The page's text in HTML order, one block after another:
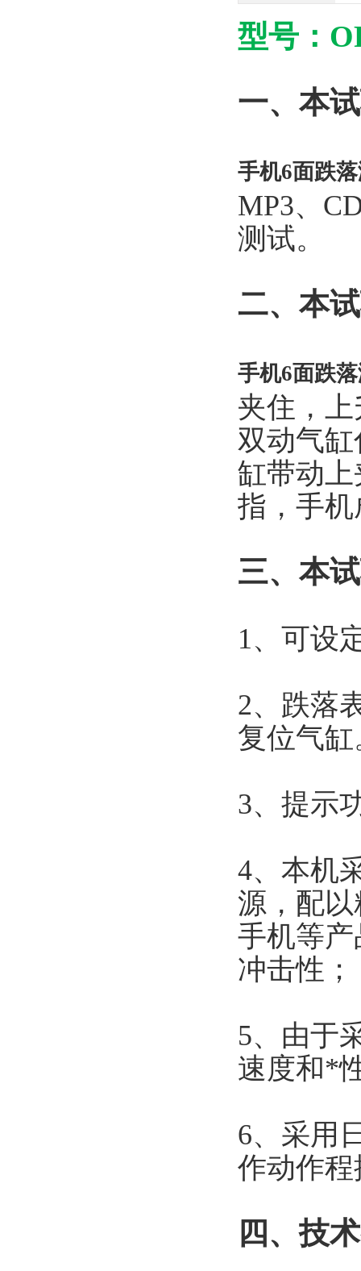
型号：
一、本
手机6面跌
MP3、
测试。
二、本
手机6面跌
夹住，
双动气
缸带动
指，手
三、本
1、可设
2、跌落
复位气缸
3、提示
4、 本机
源，配
手机等
冲击性；
5、由于
速度和*
6、采用
作动作
四、技